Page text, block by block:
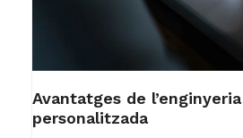
Avantatges de
personalitzada